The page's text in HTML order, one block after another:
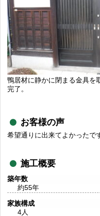
鴨居材に静かに閉まる金具を
完了。
お客様の声
希望通りに出来てよかったで
施工概要
築年数
約55年
家族構成
4人